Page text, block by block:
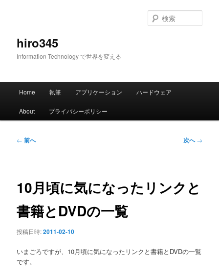
hiro345
Information Technology で世界を変える
索
メ
Home 執筆 アプリケーション ハードウェア
About プライバシーポリシー
投
ョ
ン
← 前へ 次へ→
10月頃に気になったリンクと
書籍とDVDの一覧
投稿日時:2011-02-10
いまごろですが、10月頃に気になったリンクと書籍とDVDの一覧
です。